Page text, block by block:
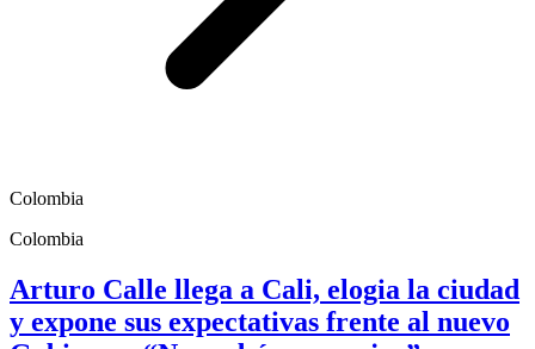
Colombia
Colombia
Arturo Calle llega a Cali, elogia la ciudad
y expone sus expectativas frente al nuevo